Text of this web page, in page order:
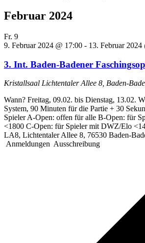
Februar 2024
Fr. 9
9. Februar 2024 @ 17:00 - 13. Februar 2024
3. Int. Baden-Badener
Kristallsaal Lichtentaler Allee 8, Baden-
Wann? Freitag, 09.02. bis Dienstag, 13.02.
System, 90 Minuten für die Partie + 30
Spieler A-Open: offen für alle B-Open: für
<1800 C-Open: für Spieler mit DWZ/Elo
LA8, Lichtentaler Allee 8, 76530 Baden-
Anmeldungen Ausschreibung